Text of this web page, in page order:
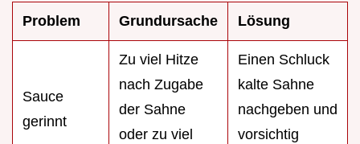
Problem Grundursache Lösung
Sauce
gerinnt
Zu viel Hitze
nach Zugabe
der Sahne
oder zu viel
Einen Schluck
kalte Sahne
nachgeben und
vorsichtig